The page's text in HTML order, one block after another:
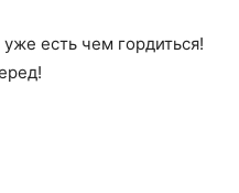
есть чем гордиться!